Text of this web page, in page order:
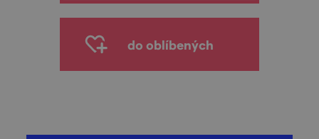
do oblíbených